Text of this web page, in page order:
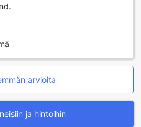
guchi tarjoaa vierailleen
mukavuuksilla, jotta
miellyttävä.
ilmastointi, joka takaa
siitä, kuinka kuuma tai
on myös hiustenkuivain,
päivään nopeasti ja
joka mahdollistaa juomien
ulottuvilla. Huoneissa on
arvioita
ja hintoihin